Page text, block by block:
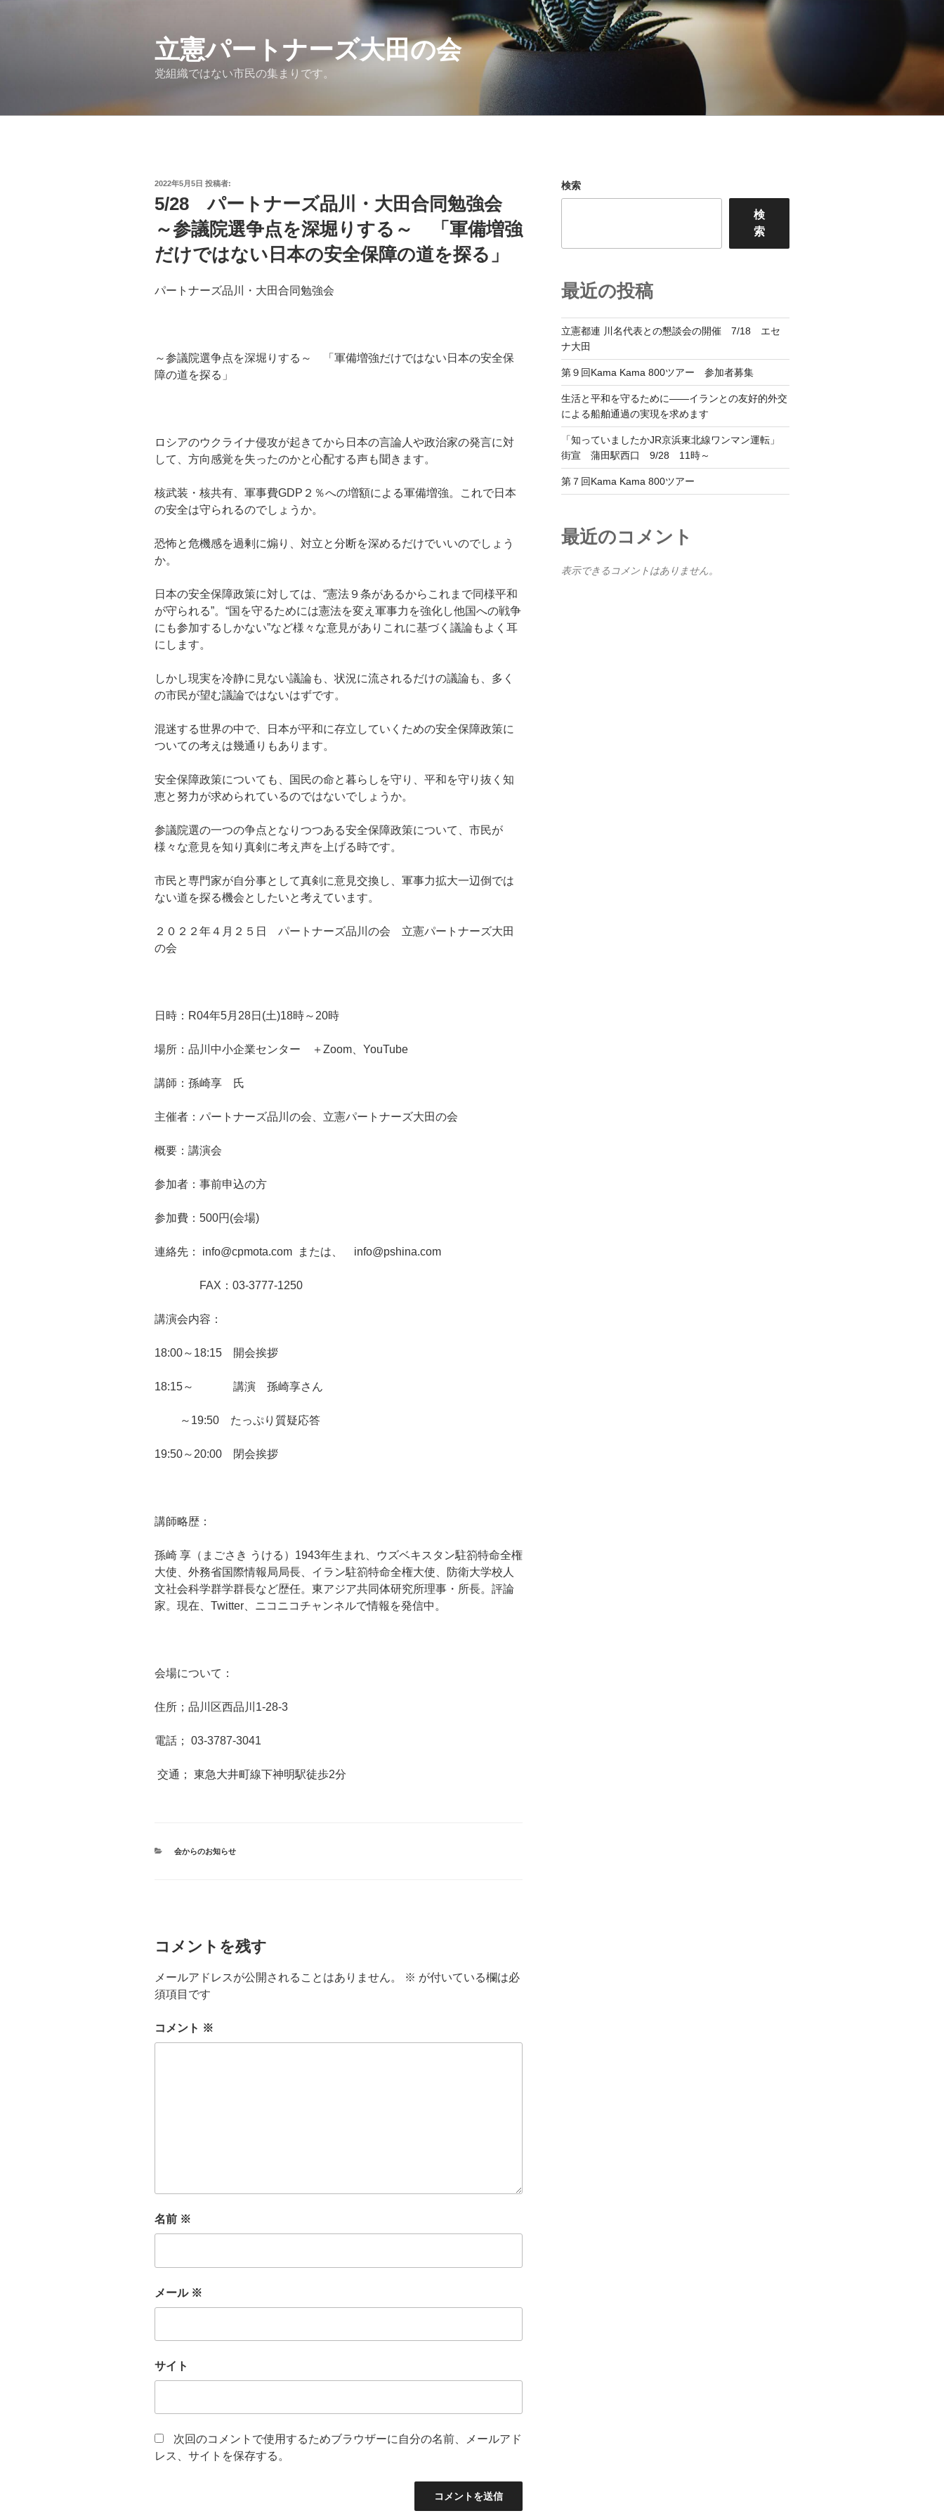
立憲パートナーズ大田の会
党組織ではない市民の集まりです。
投
日:
2022年5月5日 投稿者:
5/28 パートナーズ品川・大田合同勉強会
～参議院選争点を深堀りする～ 「軍備増強
だけではない日本の安全保障の道を探る」
パートナーズ品川・大田合同勉強会
～参議院選争点を深堀りする～ 「軍備増強だけではない日本の安全保
障の道を探る」
ロシアのウクライナ侵攻が起きてから日本の言論人や政治家の発言に対
して、方向感覚を失ったのかと心配する声も聞きます。
核武装・核共有、軍事費GDP２％への増額による軍備増強。これで日本
の安全は守られるのでしょうか。
恐怖と危機感を過剰に煽り、対立と分断を深めるだけでいいのでしょう
か。
日本の安全保障政策に対しては、“憲法９条があるからこれまで同様平和
が守られる”。“国を守るためには憲法を変え軍事力を強化し他国への戦争
にも参加するしかない”など様々な意見がありこれに基づく議論もよく耳
にします。
しかし現実を冷静に見ない議論も、状況に流されるだけの議論も、多く
の市民が望む議論ではないはずです。
混迷する世界の中で、日本が平和に存立していくための安全保障政策に
ついての考えは幾通りもあります。
安全保障政策についても、国民の命と暮らしを守り、平和を守り抜く知
恵と努力が求められているのではないでしょうか。
参議院選の一つの争点となりつつある安全保障政策について、市民が
様々な意見を知り真剣に考え声を上げる時です。
市民と専門家が自分事として真剣に意見交換し、軍事力拡大一辺倒では
ない道を探る機会としたいと考えています。
２０２２年４月２５日 パートナーズ品川の会 立憲パートナーズ大田
の会
日時：R04年5月28日(土)18時～20時
場所：品川中小企業センター ＋Zoom、YouTube
講師：孫崎享 氏
主催者：パートナーズ品川の会、立憲パートナーズ大田の会
概要：講演会
参加者：事前申込の方
参加費：500円(会場)
連絡先： info@cpmota.com または、 info@pshina.com
FAX：03-3777-1250
講演会内容：
18:00～18:15 開会挨拶
18:15～ 講演 孫崎享さん
～19:50 たっぷり質疑応答
19:50～20:00 閉会挨拶
講師略歴：
孫崎 享（まごさき うける）1943年生まれ、ウズベキスタン駐箚特命全権
大使、外務省国際情報局局長、イラン駐箚特命全権大使、防衛大学校人
文社会科学群学群長など歴任。東アジア共同体研究所理事・所長。評論
家。現在、Twitter、ニコニコチャンネルで情報を発信中。
会場について：
住所；品川区西品川1-28-3
電話； 03-3787-3041
交通； 東急大井町線下神明駅徒歩2分
カ
会からのお知らせ
コメントを残す
メールアドレスが公開されることはありません。 ※ が付いている欄は必
須項目です
コメント ※
名前 ※
メール ※
サイト
次回のコメントで使用するためブラウザーに自分の名前、メールアド
レス、サイトを保存する。
検索
検
索
最近の投稿
立憲都連 川名代表との懇談会の開催 7/18 エセ
ナ大田
第９回Kama Kama 800ツアー 参加者募集
生活と平和を守るために――イランとの友好的外交
による船舶通過の実現を求めます
「知っていましたかJR京浜東北線ワンマン運転」
街宣 蒲田駅西口 9/28 11時～
第７回Kama Kama 800ツアー
最近のコメント
表示できるコメントはありません。